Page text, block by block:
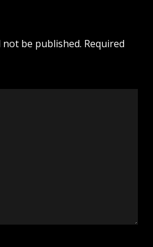
not be published. Required